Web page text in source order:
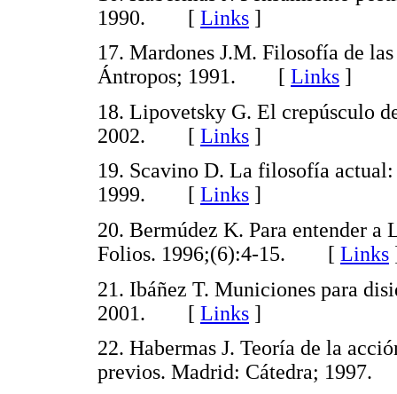
1990. [ Links ]
17. Mardones J.M. Filosofía de
Ántropos; 1991. [ Links ]
18. Lipovetsky G. El crepúsculo
2002. [ Links ]
19. Scavino D. La filosofía actual:
1999. [ Links ]
20. Bermúdez K. Para entender a
Folios. 1996;(6):4-15. [ Links
21. Ibáñez T. Municiones para
2001. [ Links ]
22. Habermas J. Teoría de la
previos. Madrid: Cátedra;